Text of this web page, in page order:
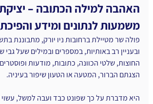
האהבה למילה הכתובה –
משמעות לנתונים ומידע
פולה שר מטיילת ברחובות ניו יורק, מתבוננת
ובעניין רב באותיות, במספרים ובמילים שעל גבי
החוצות, שלטי הכוונה, כתובות, מודעות
הצגתם הברור, המטעה או הטעון שיפור בעיניה.
היא מדברת על כך שפונט כבד ועבה למשל, עשוי